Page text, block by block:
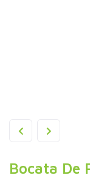
Bocata De